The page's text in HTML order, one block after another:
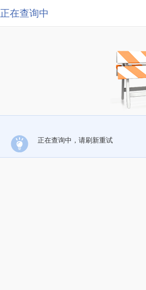
正在查询中
正在查询中，请刷新重试